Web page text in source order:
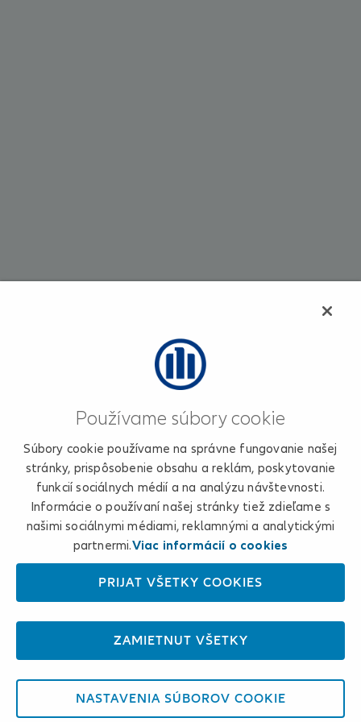
Používame súbory cookie
Súbory cookie používame na správne fungovanie našej
stránky, prispôsobenie obsahu a reklám, poskytovanie
funkcií sociálnych médií a na analýzu návštevnosti.
Informácie o používaní našej stránky tiež zdieľame s
našimi sociálnymi médiami, reklamnými a analytickými
partnermi.Viac informácií o cookies
PRIJAŤ VŠETKY COOKIES
ZAMIETNUŤ VŠETKY
NASTAVENIA SÚBOROV COOKIE